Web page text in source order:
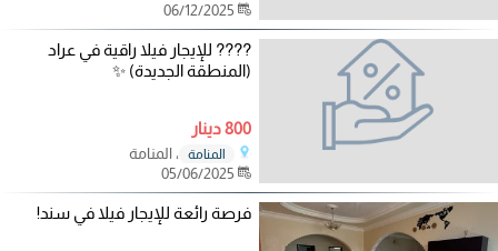
???? للإيجار فيلا راقية في عراد
(المنطقة الجديدة) ✨
800 دينار
المنامة
، المنامة
فرصة رائعة للإيجار فيلا في سند!